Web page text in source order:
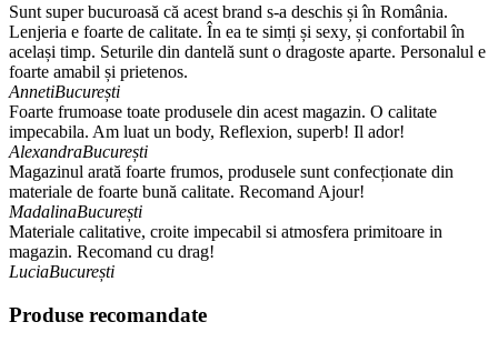
Sunt super bucuroasă că acest brand s-a deschis și în România.
Lenjeria e foarte de calitate. În ea te simți și sexy, și confortabil în
același timp. Seturile din dantelă sunt o dragoste aparte. Personalul e
foarte amabil și prietenos.
AnnetiBucurești
Foarte frumoase toate produsele din acest magazin. O calitate
impecabila. Am luat un body, Reflexion, superb! Il ador!
AlexandraBucurești
Magazinul arată foarte frumos, produsele sunt confecționate din
materiale de foarte bună calitate. Recomand Ajour!
MadalinaBucurești
Materiale calitative, croite impecabil si atmosfera primitoare in
magazin. Recomand cu drag!
LuciaBucurești
Produse recomandate